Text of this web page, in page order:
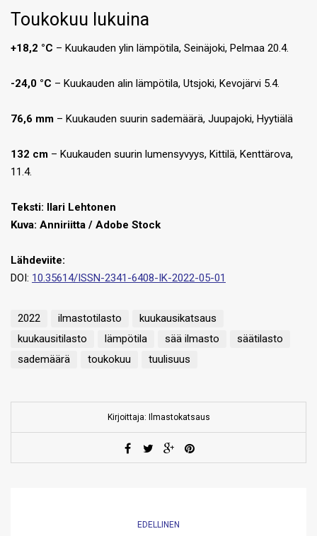
Toukokuu lukuina
+18,2 °C – Kuukauden ylin lämpötila, Seinäjoki, Pelmaa 20.4.
-24,0 °C – Kuukauden alin lämpötila, Utsjoki, Kevojärvi 5.4.
76,6 mm – Kuukauden suurin sademäärä, Juupajoki, Hyytiälä
132 cm – Kuukauden suurin lumensyvyys, Kittilä, Kenttärova,
11.4.
Teksti: Ilari Lehtonen
Kuva: Anniriitta / Adobe Stock
Lähdeviite:
DOI: 10.35614/ISSN-2341-6408-IK-2022-05-01
2022 ilmastotilasto
kuukausikatsaus
kuukausitilasto
lämpötila sää ilmasto
säätilasto
sademäärä
toukokuu tuulisuus
Kirjoittaja: Ilmastokatsaus
EDELLINEN